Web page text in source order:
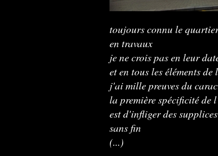
toujours connu le
en travaux
je ne crois pas en leur
et en tous les éléments
j'ai mille preuves du
la première spécificité de
est d'infliger des supplices
sans fin
(...)